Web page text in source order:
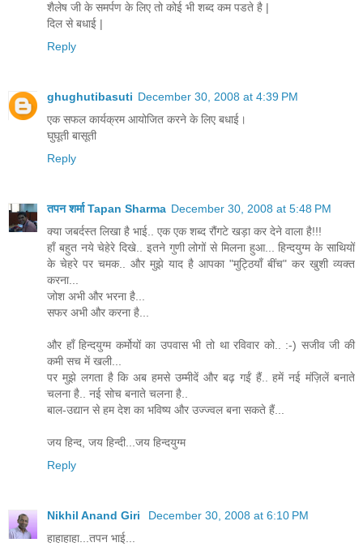
शैलेष जी के समर्पण के लिए तो कोई भी शब्द कम पडते है |
दिल से बधाई |
Reply
ghughutibasuti December 30, 2008 at 4:39 PM
एक सफल कार्यक्रम आयोजित करने के लिए बधाई।
घुघूती बासूती
Reply
तपन शर्मा Tapan Sharma December 30, 2008 at 5:48 PM
क्या जबर्दस्त लिखा है भाई.. एक एक शब्द रौंगटे खड़ा कर देने वाला है!!!
हाँ बहुत नये चेहेरे दिखे.. इतने गुणी लोगों से मिलना हुआ... हिन्दयुग्म के साथियों
के चेहरे पर चमक.. और मुझे याद है आपका "मुट्ठियाँ बींच" कर खुशी व्यक्त
करना...
जोश अभी और भरना है...
सफर अभी और करना है...
और हाँ हिन्दयुग्म कर्मोयों का उपवास भी तो था रविवार को.. :-) सजीव जी की
कमी सच में खली...
पर मुझे लगता है कि अब हमसे उम्मीदें और बढ़ गईं हैं.. हमें नई मंज़िलें बनाते
चलना है.. नई सोच बनाते चलना है..
बाल-उद्यान से हम देश का भविष्य और उज्ज्वल बना सकते हैं...
जय हिन्द, जय हिन्दी...जय हिन्दयुग्म
Reply
Nikhil Anand Giri
December 30, 2008 at 6:10 PM
हाहाहाहा...तपन भाई...